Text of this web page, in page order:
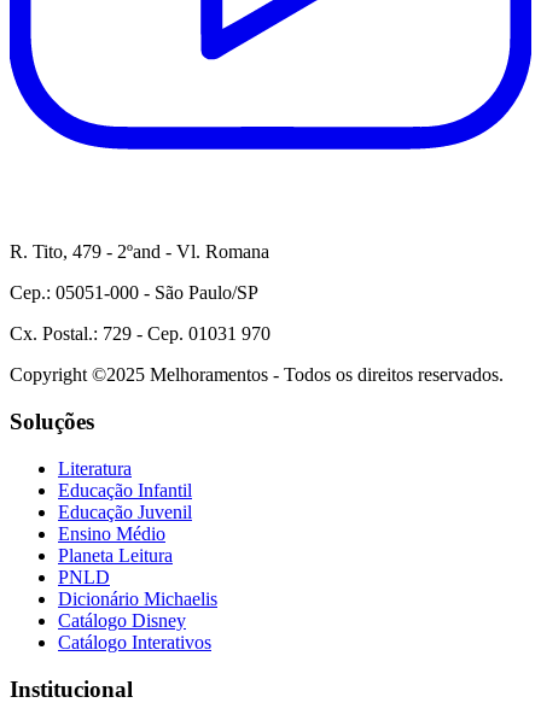
R. Tito, 479 - 2ºand - Vl. Romana
Cep.: 05051-000 - São Paulo/SP
Cx. Postal.: 729 - Cep. 01031 970
Copyright ©2025 Melhoramentos - Todos os direitos reservados.
Soluções
Literatura
Educação Infantil
Educação Juvenil
Ensino Médio
Planeta Leitura
PNLD
Dicionário Michaelis
Catálogo Disney
Catálogo Interativos
Institucional